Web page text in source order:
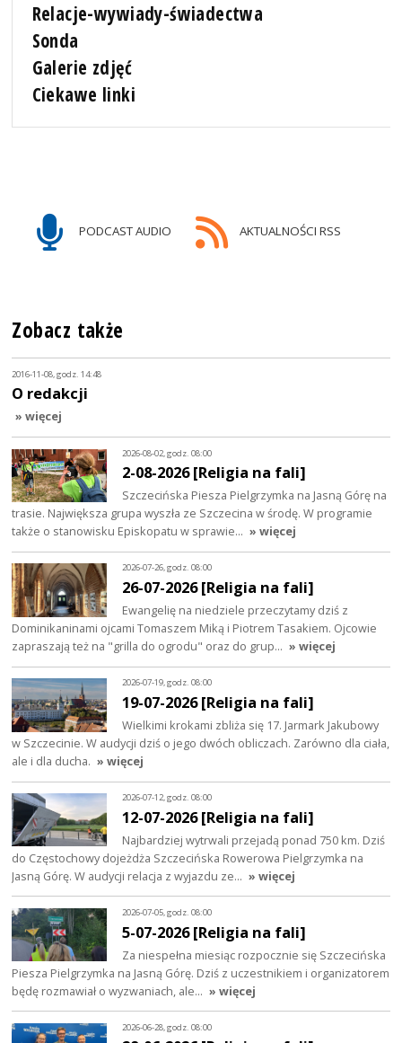
Relacje-wywiady-świadectwa
Sonda
Galerie zdjęć
Ciekawe linki
PODCAST AUDIO AKTUALNOŚCI RSS
Zobacz także
2016-11-08, godz. 14:48
O redakcji
» więcej
2026-08-02, godz. 08:00
2-08-2026 [Religia na fali]
Szczecińska Piesza Pielgrzymka na Jasną Górę na
trasie. Największa grupa wyszła ze Szczecina w środę. W programie
także o stanowisku Episkopatu w sprawie… » więcej
2026-07-26, godz. 08:00
26-07-2026 [Religia na fali]
Ewangelię na niedziele przeczytamy dziś z
Dominikaninami ojcami Tomaszem Miką i Piotrem Tasakiem. Ojcowie
zapraszają też na "grilla do ogrodu" oraz do grup… » więcej
2026-07-19, godz. 08:00
19-07-2026 [Religia na fali]
Wielkimi krokami zbliża się 17. Jarmark Jakubowy
w Szczecinie. W audycji dziś o jego dwóch obliczach. Zarówno dla ciała,
ale i dla ducha. » więcej
2026-07-12, godz. 08:00
12-07-2026 [Religia na fali]
Najbardziej wytrwali przejadą ponad 750 km. Dziś
do Częstochowy dojeżdża Szczecińska Rowerowa Pielgrzymka na
Jasną Górę. W audycji relacja z wyjazdu ze… » więcej
2026-07-05, godz. 08:00
5-07-2026 [Religia na fali]
Za niespełna miesiąc rozpocznie się Szczecińska
Piesza Pielgrzymka na Jasną Górę. Dziś z uczestnikiem i organizatorem
będę rozmawiał o wyzwaniach, ale… » więcej
2026-06-28, godz. 08:00